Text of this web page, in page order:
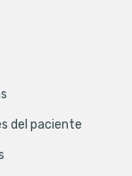
del paciente